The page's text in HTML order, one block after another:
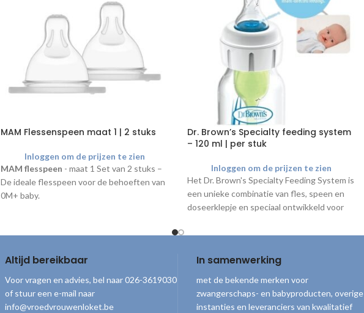
MAM Flessenspeen maat 1 | 2 stuks
Inloggen om de prijzen te zien
MAM flesspeen - maat 1 Set van 2 stuks –
De ideale flesspeen voor de behoeften van
0M+ baby.
Dr. Brown’s Specialty feeding system
– 120 ml | per stuk
Inloggen om de prijzen te zien
Het Dr. Brown's Specialty Feeding System is
een unieke combinatie van fles, speen en
doseerklepje en speciaal ontwikkeld voor
voedingsproblemen.
Altijd bereikbaar
Voor vragen en advies, bel naar 026-3619030
of stuur een e-mail naar
info@vroedvrouwenloket.be
In samenwerking
met de bekende merken voor
zwangerschaps- en babyproducten, overige
instanties en leveranciers van kwalitatief